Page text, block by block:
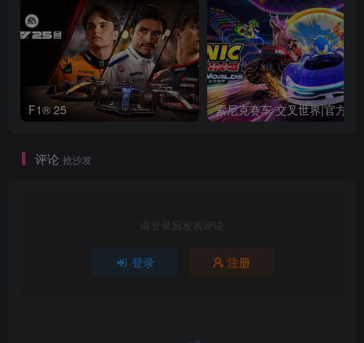
F1® 25
评论 抢沙发
请登录后发表评论
登录 注册